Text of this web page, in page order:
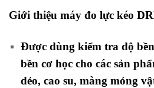
Giới thiệu máy đo lực kéo
Được dùng kiểm tra độ
bền cơ học cho các sản
dẻo, cao su, màng mỏng